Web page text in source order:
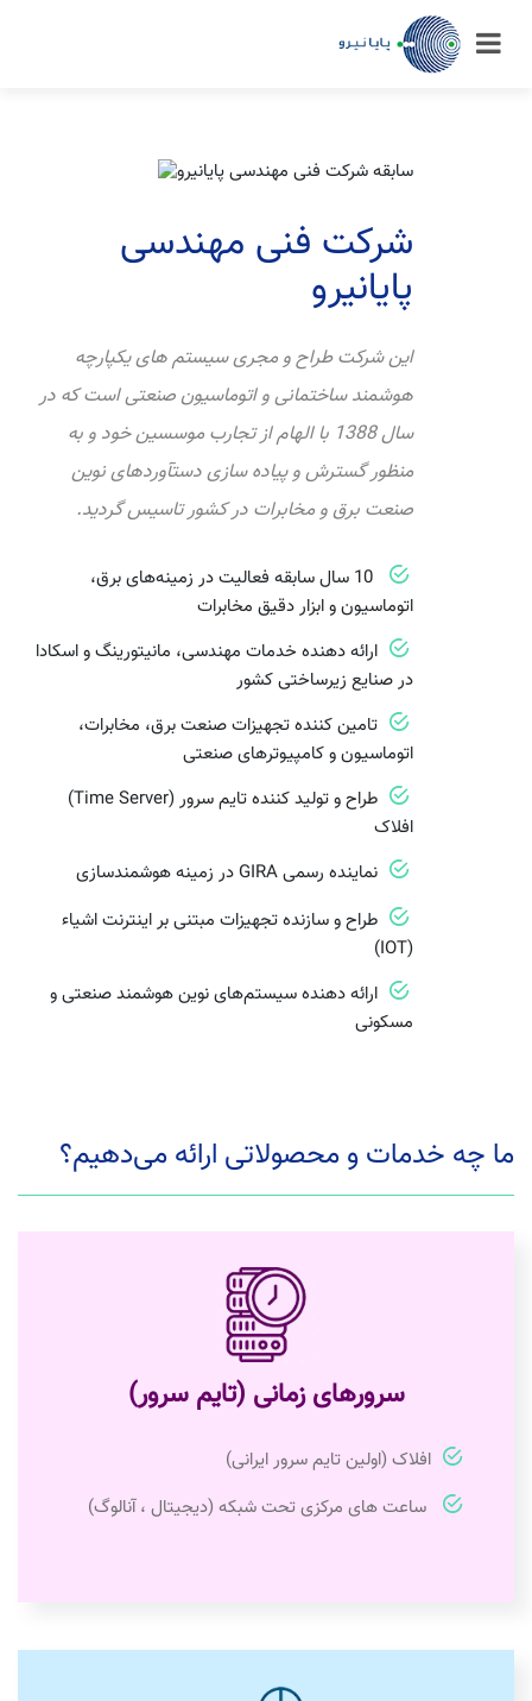
شرکت فنی مهندسی
پایانیرو
این شرکت طراح و مجری سیستم های یکپارچه
هوشمند ساختمانی و اتوماسیون صنعتی است که در
سال 1388 با الهام از تجارب موسسین خود و به
منظور گسترش و پیاده سازی دستآوردهای نوین
صنعت برق و مخابرات در کشور تاسیس گردید.
10 سال سابقه فعالیت در زمینه‌های برق،
اتوماسیون و ابزار دقیق مخابرات
ارائه دهنده خدمات مهندسی، مانیتورینگ و اسکادا
در صنایع زیرساختی کشور
تامین کننده تجهیزات صنعت برق، مخابرات،
اتوماسیون و کامپیوترهای صنعتی
طراح و تولید کننده تایم سرور (Time Server)
افلاک
نماینده رسمی GIRA در زمینه هوشمندسازی
طراح و سازنده تجهیزات مبتنی بر اینترنت اشیاء
(IOT)
ارائه دهنده سیستم‌های نوین هوشمند صنعتی و
مسکونی
ما چه خدمات و محصولاتی ارائه می‌دهیم؟
سرورهای زمانی (تایم سرور)
افلاک (اولین تایم سرور ایرانی)
ساعت های مرکزی تحت شبکه (دیجیتال ، آنالوگ)